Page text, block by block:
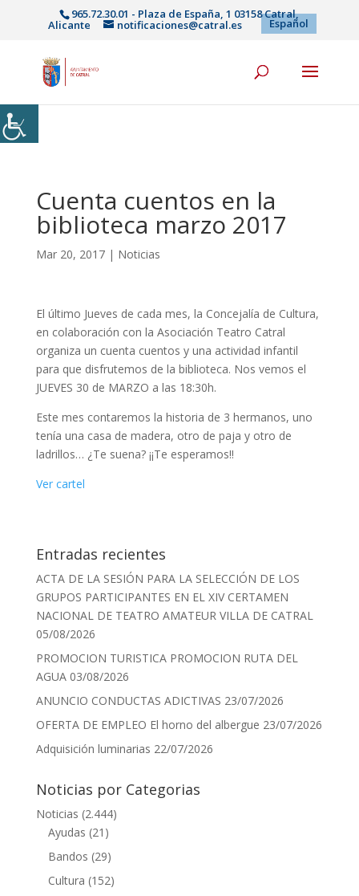
965.72.30.01 - Plaza de España, 1 03158 Catral,
Alicante notificaciones@catral.es Español
Cuenta cuentos en la
biblioteca marzo 2017
Mar 20, 2017| Noticias
El último Jueves de cada mes, la Concejalía de Cultura,
en colaboración con la Asociación Teatro Catral
organiza un cuenta cuentos y una actividad infantil
para que disfrutemos de la biblioteca. Nos vemos el
JUEVES 30 de MARZO a las 18:30h.
Este mes contaremos la historia de 3 hermanos, uno
tenía una casa de madera, otro de paja y otro de
ladrillos… ¿Te suena? ¡¡Te esperamos!!
Ver cartel
Entradas recientes
ACTA DE LA SESIÓN PARA LA SELECCIÓN DE LOS
GRUPOS PARTICIPANTES EN EL XIV CERTAMEN
NACIONAL DE TEATRO AMATEUR VILLA DE CATRAL
05/08/2026
PROMOCION TURISTICA PROMOCION RUTA DEL
AGUA 03/08/2026
ANUNCIO CONDUCTAS ADICTIVAS 23/07/2026
OFERTA DE EMPLEO El horno del albergue 23/07/2026
Adquisición luminarias 22/07/2026
Noticias por Categorias
Noticias (2.444)
Ayudas (21)
Bandos (29)
Cultura (152)